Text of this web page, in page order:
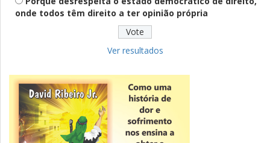
Fies: pré-selecionados têm até terça
para complementar informações
Novidade
CNPJ alfanumérico começa a ser emitido
nesta sexta
onde todos têm direito a ter opinião própria
Ver resultados